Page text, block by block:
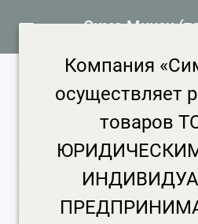
Сима Минск
Внедорожный
цена в Минске
ОПТОМ И В РОЗНИЦУ В МИНСКЕ:
Компания
осуществляет
товаров